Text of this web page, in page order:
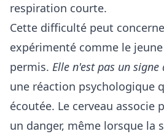
respiration courte.
Cette difficulté peut
expérimenté comme le
permis. Elle n'est pas un signe
une réaction psychologique
écoutée. Le cerveau associe
un danger, même lorsque la